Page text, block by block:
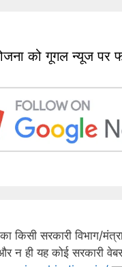
को गूगल न्यूज पर
किसी सरकारी विभाग/
न ही यह कोई सरकारी